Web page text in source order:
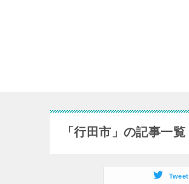
「行田市」の記事一覧
Tweet